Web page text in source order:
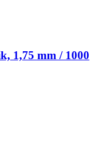
1,75 mm / 1000